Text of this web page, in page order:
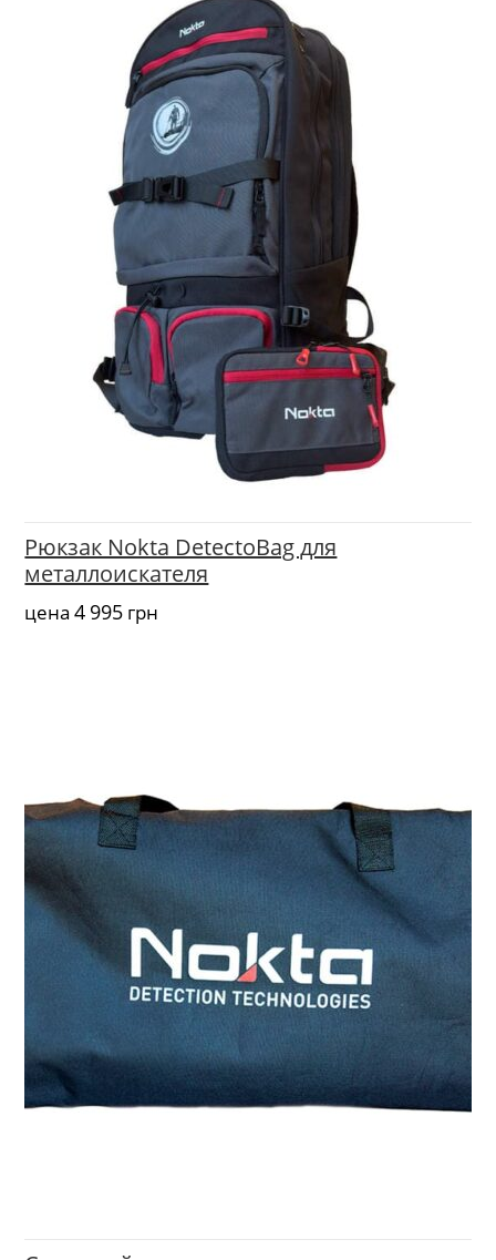
Рюкзак Nokta DetectoBag для
металлоискателя
цена4 995грн